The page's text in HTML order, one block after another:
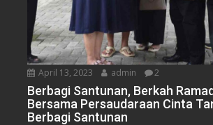
April 13, 2023 admin 2
Berbagi Santunan, Berkah
Bersama Persaudaraan Cinta
Berbagi Santunan